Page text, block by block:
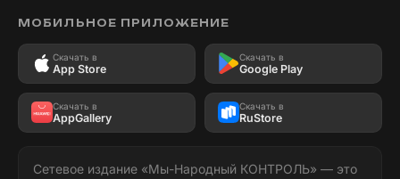
МОБИЛЬНОЕ ПРИЛОЖЕНИЕ
Скачать в
App Store
Скачать в
Google Play
Скачать в
AppGallery
Скачать в
RuStore
Сетевое издание «Мы-Народный КОНТРОЛЬ» — это